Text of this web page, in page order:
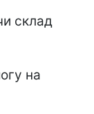
склад
на